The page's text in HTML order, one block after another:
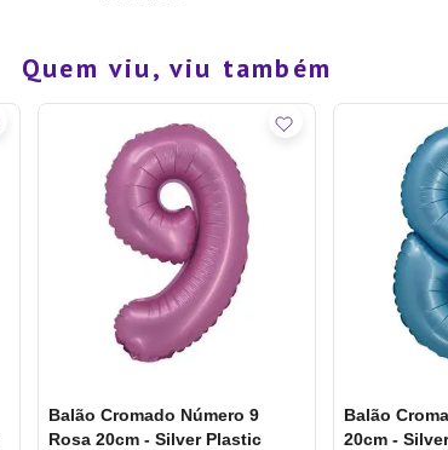
Quem viu, viu também
Balão Cromado Número 9
Rosa 20cm - Silver Plastic
Balão
20cm -